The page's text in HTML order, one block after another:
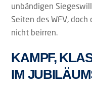
unbändigen
Seiten des WFV,
nicht beirren.
KAMPF,
IM